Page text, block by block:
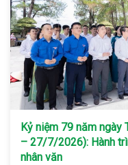
Kỷ niệm 79 năm
– 27/7/2026): Hành
nhân văn